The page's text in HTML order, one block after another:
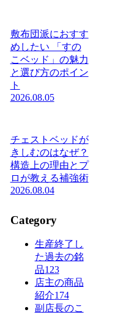
敷布団派におすす
めしたい 「すの
こベッド」の魅力
と選び方のポイン
ト
2026.08.05
チェストベッドが
きしむのはなぜ？
構造上の理由とプ
ロが教える補強術
2026.08.04
Category
生産終了し
た過去の銘
品123
店主の商品
紹介174
副店長のこ